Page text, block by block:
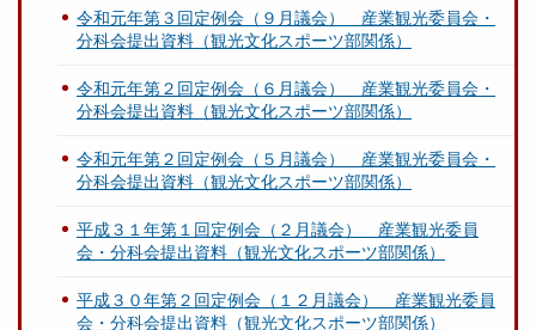
令和元年第３回定例会（９月議会） 産業観光委員会・
分科会提出資料（観光文化スポーツ部関係）
令和元年第２回定例会（６月議会） 産業観光委員会・
分科会提出資料（観光文化スポーツ部関係）
令和元年第２回定例会（５月議会） 産業観光委員会・
分科会提出資料（観光文化スポーツ部関係）
平成３１年第１回定例会（２月議会） 産業観光委員
会・分科会提出資料（観光文化スポーツ部関係）
平成３０年第２回定例会（１２月議会） 産業観光委員
会・分科会提出資料（観光文化スポーツ部関係）